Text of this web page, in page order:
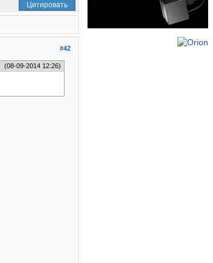
Цитировать
#42
(08-09-2014 12:26)